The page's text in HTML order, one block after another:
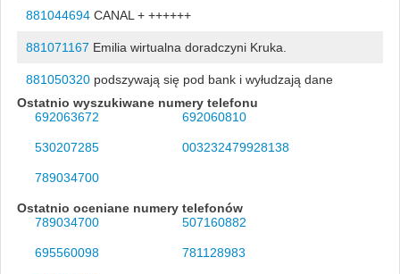
881044694CANAL + ++++++
881071167 Emilia wirtualna doradczyni Kruka.
881050320podszywają się pod bank i wyłudzają dane
Ostatnio wyszukiwane numery telefonu
692063672
692060810
530207285 003232479928138
789034700
Ostatnio oceniane numery telefonów
789034700
507160882
695560098 781128983